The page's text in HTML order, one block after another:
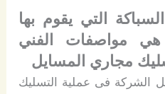
التي يقوم بها
مواصفات الفني
مجاري المسايل
الشركة فى عملية التسليك